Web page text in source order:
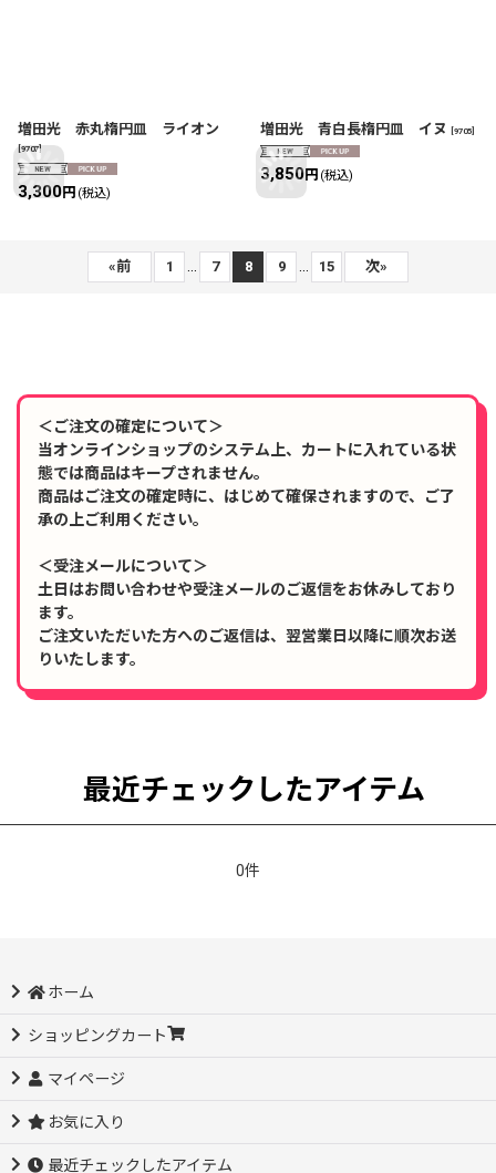
増田光 赤丸楕円皿 ライオン
9707]
3,300円 (税込)
増田光 青白長楕円皿 イヌ 9705
3,850円 (税込)
«前 1 7 8 9 15 次»
＜ご注文の確定について＞
当オンラインショップのシステム上、カートに入れている状
態では商品はキープされません。
商品はご注文の確定時に、はじめて確保されますので、ご了
承の上ご利用ください。
＜受注メールについて＞
土日はお問い合わせや受注メールのご返信をお休みしており
ます。
ご注文いただいた方へのご返信は、翌営業日以降に順次お送
りいたします。
最近チェックしたアイテム
0件
ホーム
ショッピングカート
マイページ
お気に入り
最近チェックしたアイテム